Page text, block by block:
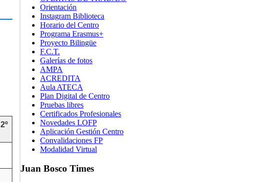
Orientación
Instagram Biblioteca
Horario del Centro
Programa Erasmus+
Proyecto Bilingüe
F.C.T.
Galerías de fotos
AMPA
ACREDITA
Aula ATECA
Plan Digital de Centro
Pruebas libres
Certificados Profesionales
Novedades LOFP
Aplicación Gestión Centro
Convalidaciones FP
Modalidad Virtual
Juan Bosco Times